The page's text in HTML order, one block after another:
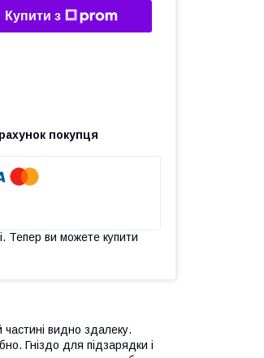
Купити з
покупця
Тепер ви можете купити
частині видно здалеку.
Гніздо для підзарядки і